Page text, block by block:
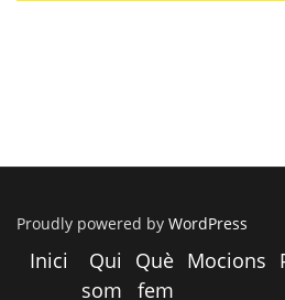
Proudly powered by WordPress
Inici
Qui
som
Què
fem
Mocions